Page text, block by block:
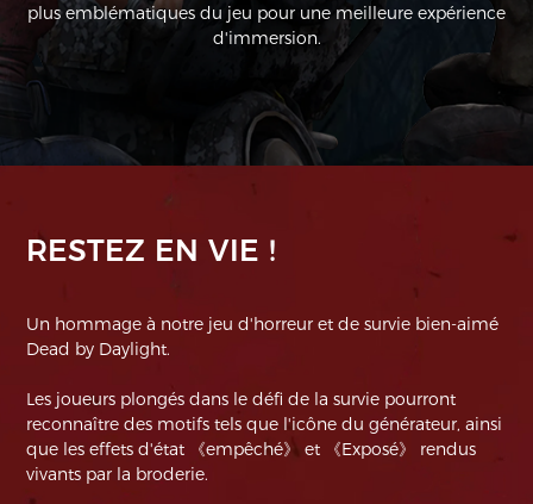
plus emblématiques du jeu pour une meilleure expérience
d'immersion.
RESTEZ EN VIE !
Un hommage à notre jeu d'horreur et de survie bien-aimé
Dead by Daylight.
Les joueurs plongés dans le défi de la survie pourront
reconnaître des motifs tels que l'icône du générateur, ainsi
que les effets d'état 《empêché》 et 《Exposé》 rendus
vivants par la broderie.